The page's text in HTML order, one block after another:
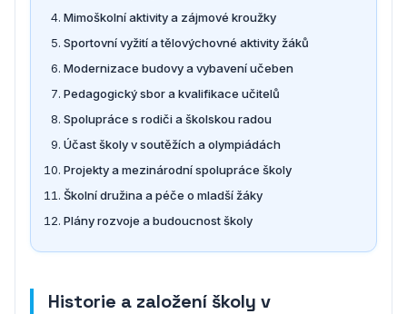
Mimoškolní aktivity a zájmové kroužky
Sportovní vyžití a tělovýchovné aktivity žáků
Modernizace budovy a vybavení učeben
Pedagogický sbor a kvalifikace učitelů
Spolupráce s rodiči a školskou radou
Účast školy v soutěžích a olympiádách
Projekty a mezinárodní spolupráce školy
Školní družina a péče o mladší žáky
Plány rozvoje a budoucnost školy
Historie a založení školy v